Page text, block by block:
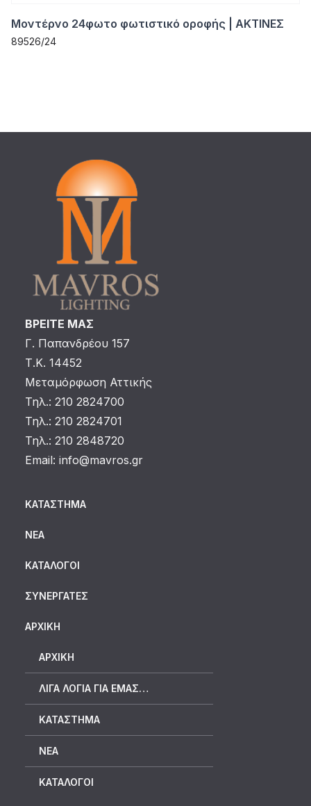
Μοντέρνο 24φωτο φωτιστικό οροφής | ΑΚΤΙΝΕΣ
89526/24
ΒΡΕΙΤΕ ΜΑΣ
Γ. Παπανδρέου 157
Τ.Κ. 14452
Μεταμόρφωση Αττικής
Τηλ.: 210 2824700
Τηλ.: 210 2824701
Τηλ.: 210 2848720
Email: info@mavros.gr
ΚΑΤΆΣΤΗΜΑ
ΝΈΑ
ΚΑΤΆΛΟΓΟΙ
ΣΥΝΕΡΓΆΤΕΣ
ΑΡΧΙΚΗ
ΑΡΧΙΚΉ
ΛΊΓΑ ΛΌΓΙΑ ΓΙΑ ΕΜΆΣ…
ΚΑΤΆΣΤΗΜΑ
ΝΈΑ
ΚΑΤΆΛΟΓΟΙ